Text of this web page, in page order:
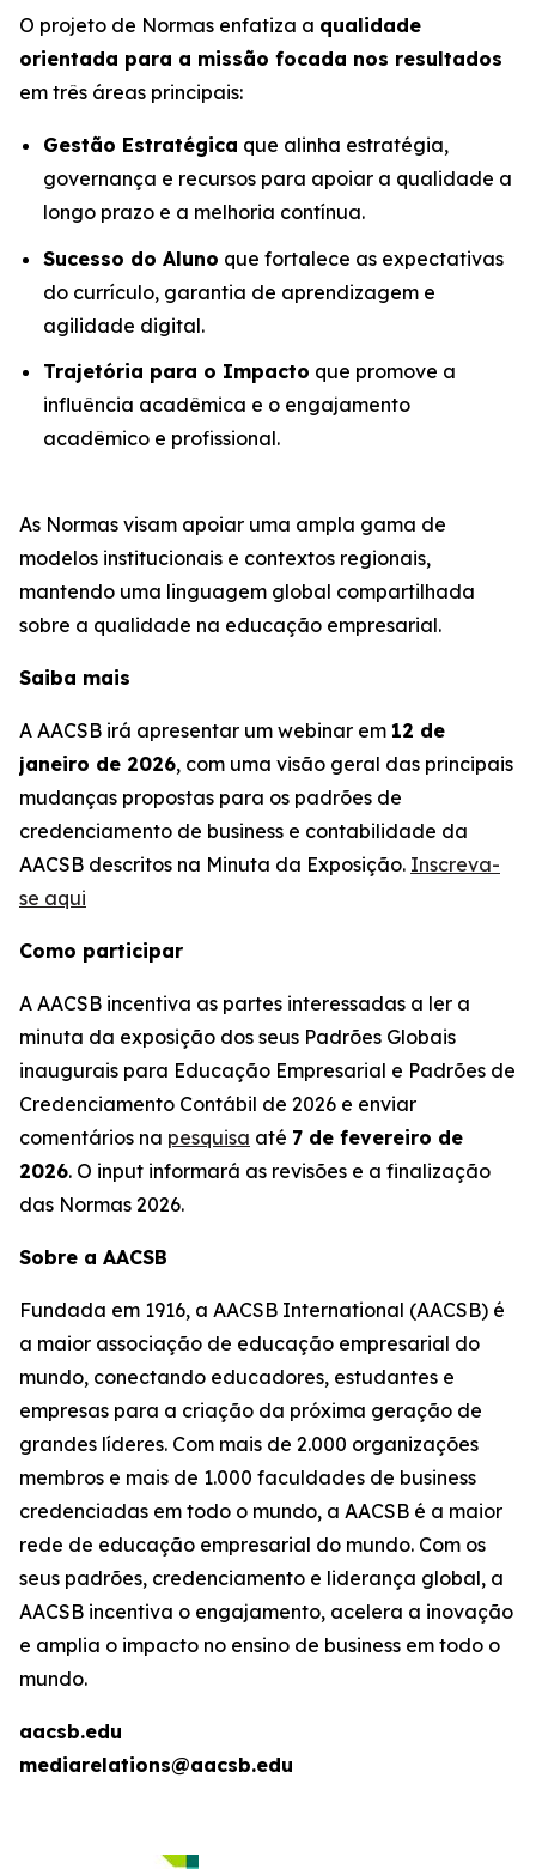
O projeto de Normas enfatiza a qualidade
orientada para a missão focada nos resultados
em três áreas principais:
Gestão Estratégica que alinha estratégia,
governança e recursos para apoiar a qualidade a
longo prazo e a melhoria contínua.
Sucesso do Aluno que fortalece as expectativas
do currículo, garantia de aprendizagem e
agilidade digital.
Trajetória para o Impacto que promove a
influência acadêmica e o engajamento
acadêmico e profissional.
As Normas visam apoiar uma ampla gama de
modelos institucionais e contextos regionais,
mantendo uma linguagem global compartilhada
sobre a qualidade na educação empresarial.
Saiba mais
A AACSB irá apresentar um webinar em 12 de
janeiro de 2026, com uma visão geral das principais
mudanças propostas para os padrões de
credenciamento de business e contabilidade da
AACSB descritos na Minuta da Exposição. Inscreva-
se aqui
Como participar
A AACSB incentiva as partes interessadas a ler a
minuta da exposição dos seus Padrões Globais
inaugurais para Educação Empresarial e Padrões de
Credenciamento Contábil de 2026 e enviar
comentários na pesquisa até 7 de fevereiro de
2026. O input informará as revisões e a finalização
das Normas 2026.
Sobre a AACSB
Fundada em 1916, a AACSB International (AACSB) é
a maior associação de educação empresarial do
mundo, conectando educadores, estudantes e
empresas para a criação da próxima geração de
grandes líderes. Com mais de 2.000 organizações
membros e mais de 1.000 faculdades de business
credenciadas em todo o mundo, a AACSB é a maior
rede de educação empresarial do mundo. Com os
seus padrões, credenciamento e liderança global, a
AACSB incentiva o engajamento, acelera a inovação
e amplia o impacto no ensino de business em todo o
mundo.
aacsb.edu
mediarelations@aacsb.edu